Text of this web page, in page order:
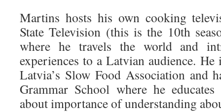
Martins hosts his own cooking
State Television (this is the 10th
where he travels the world and
experiences to a Latvian audience.
Latvia’s Slow Food Association and
Grammar School where he
about importance of understanding